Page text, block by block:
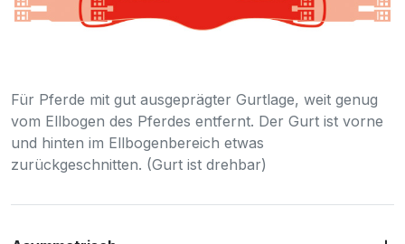
Für Pferde mit gut ausgeprägter Gurtlage, weit genug
vom Ellbogen des Pferdes entfernt. Der Gurt ist vorne
und hinten im Ellbogenbereich etwas
zurückgeschnitten. (Gurt ist drehbar)